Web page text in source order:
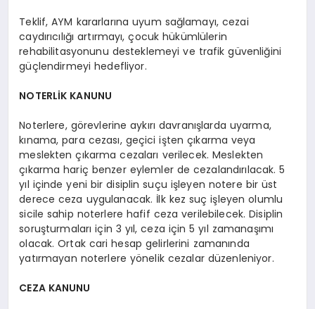
Teklif, AYM kararlarına uyum sağlamayı, cezai
caydırıcılığı artırmayı, çocuk hükümlülerin
rehabilitasyonunu desteklemeyi ve trafik güvenliğini
güçlendirmeyi hedefliyor.
NOTERLİK KANUNU
Noterlere, görevlerine aykırı davranışlarda uyarma,
kınama, para cezası, geçici işten çıkarma veya
meslekten çıkarma cezaları verilecek. Meslekten
çıkarma hariç benzer eylemler de cezalandırılacak. 5
yıl içinde yeni bir disiplin suçu işleyen notere bir üst
derece ceza uygulanacak. İlk kez suç işleyen olumlu
sicile sahip noterlere hafif ceza verilebilecek. Disiplin
soruşturmaları için 3 yıl, ceza için 5 yıl zamanaşımı
olacak. Ortak cari hesap gelirlerini zamanında
yatırmayan noterlere yönelik cezalar düzenleniyor.
CEZA KANUNU